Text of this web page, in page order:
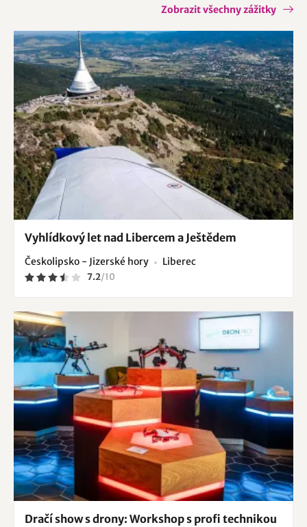
Zobrazit všechny zážitky
Vyhlídkový let nad Libercem a Ještědem
Českolipsko - Jizerské hory Liberec
7.2/10
Dračí show s drony: Workshop s profi technikou